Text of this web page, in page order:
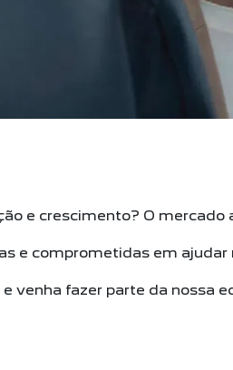
e crescimento? O
e comprometidas em ajudar
venha fazer parte da nossa